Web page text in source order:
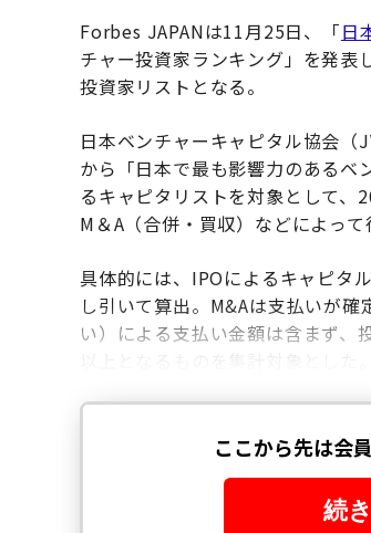
Forbes JAPANは11月25日、「日
チャー投資家ランキング」を発
投資家リストとなる。
日本ベンチャーキャピタル協会（
から「日本で最も影響力のあるベ
るキャピタリストを対象として、
M＆A（合併・買収）などによっ
具体的には、IPOによるキャピタ
し引いて算出。M&Aは支払いが
い）による支払い金額は含まず、